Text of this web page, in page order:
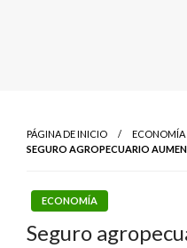
PÁGINA DE INICIO
ECONOMÍA
SEGURO AGROPECUARIO
ECONOMÍA
Seguro